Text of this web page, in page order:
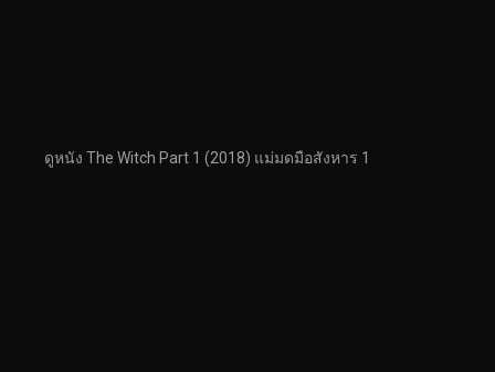
ดูหนัง The Witch Part 1 (2018) แม่มดมือสังหาร 1